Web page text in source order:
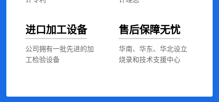
进口加工设备
公司拥有一批先进的加
工检验设备
售后保障无忧
华南、华东、华北设立
烧录和技术支援中心